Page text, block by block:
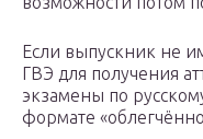
Если выпускник не
ГВЭ для получения
экзамены по
формате